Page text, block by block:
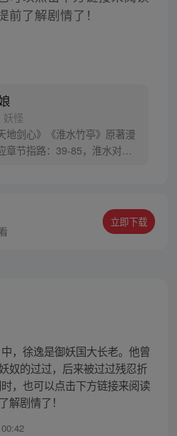
前了解剧情了！
妖怪
地剑心》《淮水竹亭》原著漫
章节指路：39-85，淮水对应
立即下载
，徐逸是御妖国大长老。他曾
奴的过过，后来被过过残忍折
，也可以点击下方链接来阅读
解剧情了！